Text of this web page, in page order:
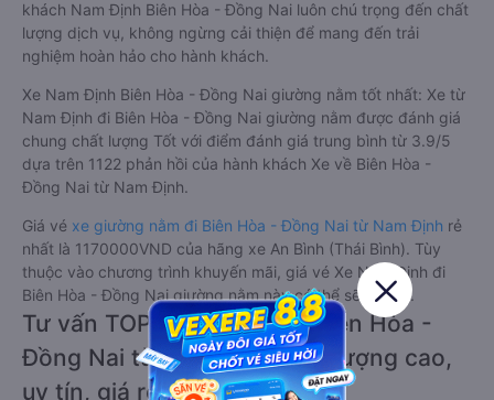
khách Nam Định Biên Hòa - Đồng Nai luôn chú trọng đến chất
lượng dịch vụ, không ngừng cải thiện để mang đến trải
nghiệm hoàn hảo cho hành khách.
Xe Nam Định Biên Hòa - Đồng Nai giường nằm tốt nhất: Xe từ
Nam Định đi Biên Hòa - Đồng Nai giường nằm được đánh giá
chung chất lượng Tốt với điểm đánh giá trung bình từ 3.9/5
dựa trên 1122 phản hồi của hành khách Xe về Biên Hòa -
Đồng Nai từ Nam Định.
Giá vé xe giường nằm đi Biên Hòa - Đồng Nai từ Nam Định rẻ
nhất là 1170000VND của hãng xe An Bình (Thái Bình). Tùy
thuộc vào chương trình khuyến mãi, giá vé Xe Nam Định đi
Biên Hòa - Đồng Nai giường nằm này có thể sẽ rẻ hơn.
Tư vấn TOP 6 xe khách đi Biên Hòa -
Đồng Nai từ Nam Định chất lượng cao,
uy tín, giá rẻ nhất 08/2026